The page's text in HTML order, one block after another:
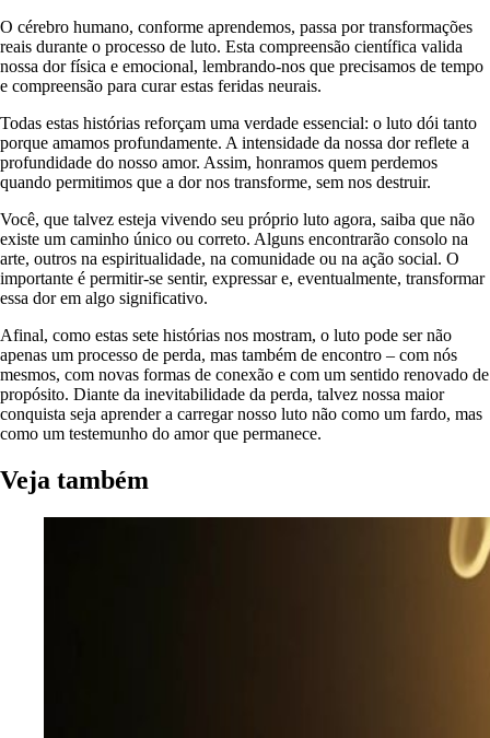
O cérebro humano, conforme aprendemos, passa por transformações
reais durante o processo de luto. Esta compreensão científica valida
nossa dor física e emocional, lembrando-nos que precisamos de tempo
e compreensão para curar estas feridas neurais.
Todas estas histórias reforçam uma verdade essencial: o luto dói tanto
porque amamos profundamente. A intensidade da nossa dor reflete a
profundidade do nosso amor. Assim, honramos quem perdemos
quando permitimos que a dor nos transforme, sem nos destruir.
Você, que talvez esteja vivendo seu próprio luto agora, saiba que não
existe um caminho único ou correto. Alguns encontrarão consolo na
arte, outros na espiritualidade, na comunidade ou na ação social. O
importante é permitir-se sentir, expressar e, eventualmente, transformar
essa dor em algo significativo.
Afinal, como estas sete histórias nos mostram, o luto pode ser não
apenas um processo de perda, mas também de encontro – com nós
mesmos, com novas formas de conexão e com um sentido renovado de
propósito. Diante da inevitabilidade da perda, talvez nossa maior
conquista seja aprender a carregar nosso luto não como um fardo, mas
como um testemunho do amor que permanece.
Veja também